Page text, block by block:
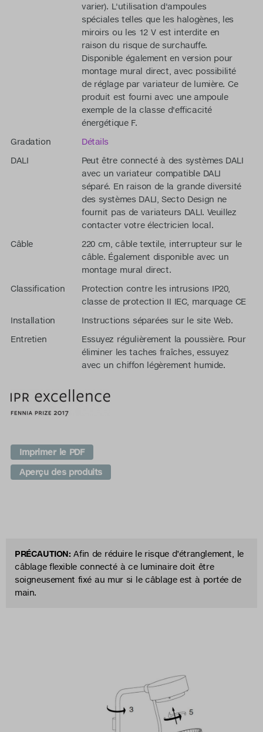
varier). L'utilisation d'ampoules
spéciales telles que les halogènes, les
miroirs ou les 12 V est interdite en
raison du risque de surchauffe.
Disponible également en version pour
montage mural direct, avec possibilité
de réglage par variateur de lumière. Ce
produit est fourni avec une ampoule
exemple de la classe d'efficacité
énergétique F.
Gradation
Détails
DALI
Peut être connecté à des systèmes DALI
avec un variateur compatible DALI
séparé. En raison de la grande diversité
des systèmes DALI, Secto Design ne
fournit pas de variateurs DALI. Veuillez
contacter votre électricien local.
Câble
220 cm, câble textile, interrupteur sur le
câble. Également disponible avec un
montage mural direct.
Classification
Protection contre les intrusions IP20,
classe de protection II IEC, marquage CE
Installation
Instructions séparées sur le site Web.
Entretien
Essuyez régulièrement la poussière. Pour
éliminer les taches fraîches, essuyez
avec un chiffon légèrement humide.
Imprimer le PDF
Aperçu des produits
PRÉCAUTION: Afin de réduire le risque d’étranglement, le
câblage flexible connecté à ce luminaire doit être
soigneusement fixé au mur si le câblage est à portée de
main.